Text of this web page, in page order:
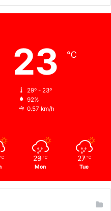
23 ℃
29º - 23º
92%
0.57 km/h
℃ 29 ℃
Mon
27 ℃
Tue